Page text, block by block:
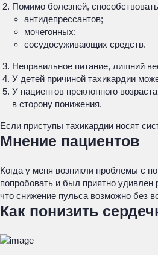
Помимо болезней,
антидепрессантов;
мочегонных;
сосудосуживающих средств.
Неправильное питание, лишний
У детей причиной тахикардии
У пациентов преклонного
в сторону понижения.
Если приступы тахикардии носят
Мнение пациентов
Когда у меня возникли проблемы с
попробовать и был приятно
что снижение пульса возможно без
Как понизить